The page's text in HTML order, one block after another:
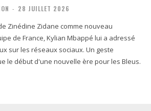
- 28 JUILLET 2026
Zinédine Zidane comme nouveau
de France, Kylian Mbappé lui a adressé
sur les réseaux sociaux. Un geste
le début d'une nouvelle ère pour les Bleus.